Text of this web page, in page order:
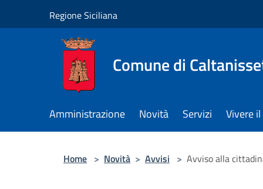
Regione Siciliana
Comune di
Amministrazione Novità Servizi Vivere
Home > Novità > Avvisi > Avviso alla